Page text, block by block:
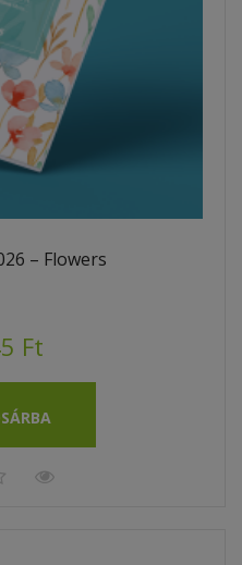
– Flowers
Ft